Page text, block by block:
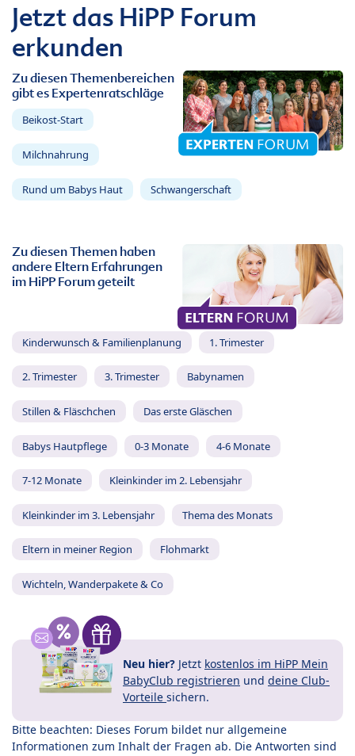
Jetzt das HiPP Forum
erkunden
Zu diesen Themenbereichen
gibt es Expertenratschläge
Beikost-Start
Milchnahrung
Rund um Babys Haut Schwangerschaft
Zu diesen Themen haben
andere Eltern Erfahrungen
im HiPP Forum geteilt
Kinderwunsch & Familienplanung 1. Trimester
2. Trimester 3. Trimester Babynamen
Stillen & Fläschchen Das erste Gläschen
Babys Hautpflege 0-3 Monate 4-6 Monate
7-12 Monate Kleinkinder im 2. Lebensjahr
Kleinkinder im 3. Lebensjahr Thema des Monats
Eltern in meiner Region Flohmarkt
Wichteln, Wanderpakete & Co
Neu hier? Jetzt kostenlos im HiPP Mein
BabyClub registrieren und deine Club-
Vorteile sichern.
Bitte beachten: Dieses Forum bildet nur allgemeine
Informationen zum Inhalt der Fragen ab. Die Antworten sind